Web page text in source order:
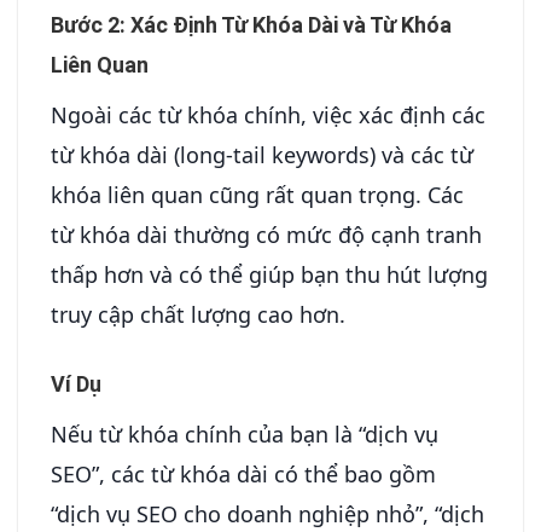
Bước 2: Xác Định Từ Khóa Dài và Từ Khóa
Liên Quan
Ngoài các từ khóa chính, việc xác định các
từ khóa dài (long-tail keywords) và các từ
khóa liên quan cũng rất quan trọng. Các
từ khóa dài thường có mức độ cạnh tranh
thấp hơn và có thể giúp bạn thu hút lượng
truy cập chất lượng cao hơn.
Ví Dụ
Nếu từ khóa chính của bạn là “dịch vụ
SEO”, các từ khóa dài có thể bao gồm
“dịch vụ SEO cho doanh nghiệp nhỏ”, “dịch